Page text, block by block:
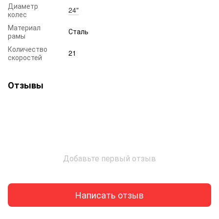
Диаметр
колес
24"
Материал
рамы
Сталь
Количество
скоростей
21
Отзывы
Добавьте первый отзыв
Написать отзыв